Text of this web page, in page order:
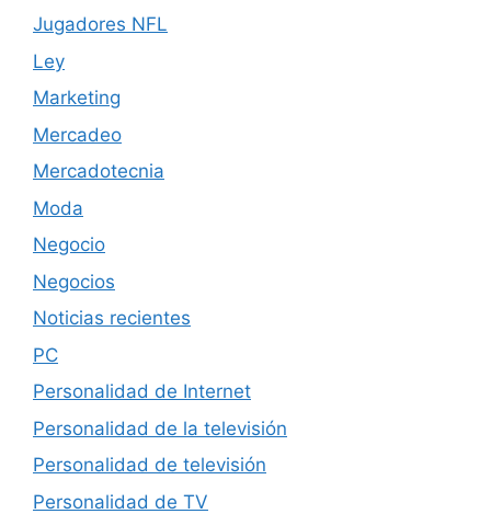
Jugadores NFL
Ley
Marketing
Mercadeo
Mercadotecnia
Moda
Negocio
Negocios
Noticias recientes
PC
Personalidad de Internet
Personalidad de la televisión
Personalidad de televisión
Personalidad de TV